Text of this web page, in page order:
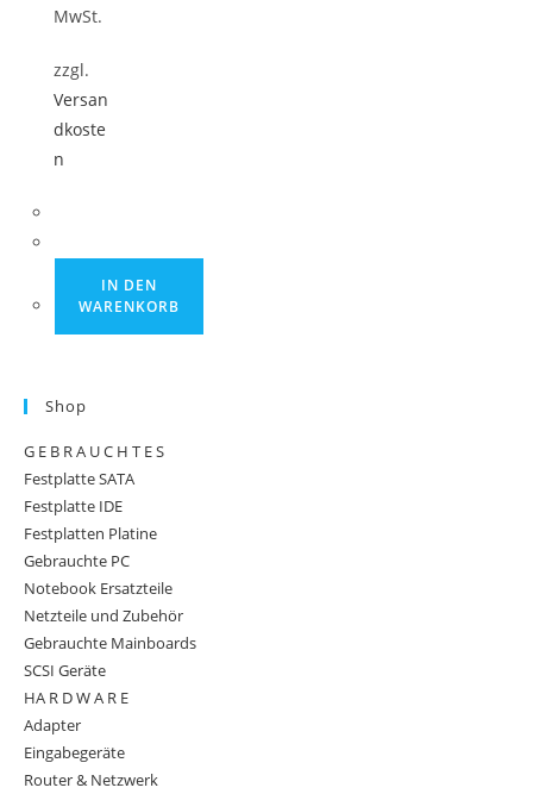
MwSt.
zzgl.
Versan
dkoste
n
IN DEN
WARENKORB
Shop
G E B R A U C H T E S
Festplatte SATA
Festplatte IDE
Festplatten Platine
Gebrauchte PC
Notebook Ersatzteile
Netzteile und Zubehör
Gebrauchte Mainboards
SCSI Geräte
HA R D W A R E
Adapter
Eingabegeräte
Router & Netzwerk